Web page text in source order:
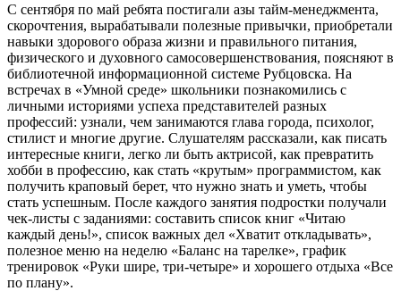
С сентября по май ребята постигали азы тайм-менеджмента,
скорочтения, вырабатывали полезные привычки, приобретали
навыки здорового образа жизни и правильного питания,
физического и духовного самосовершенствования, поясняют в
библиотечной информационной системе Рубцовска. На
встречах в «Умной среде» школьники познакомились с
личными историями успеха представителей разных
профессий: узнали, чем занимаются глава города, психолог,
стилист и многие другие. Слушателям рассказали, как писать
интересные книги, легко ли быть актрисой, как превратить
хобби в профессию, как стать «крутым» программистом, как
получить краповый берет, что нужно знать и уметь, чтобы
стать успешным. После каждого занятия подростки получали
чек-листы с заданиями: составить список книг «Читаю
каждый день!», список важных дел «Хватит откладывать»,
полезное меню на неделю «Баланс на тарелке», график
тренировок «Руки шире, три-четыре» и хорошего отдыха «Все
по плану».